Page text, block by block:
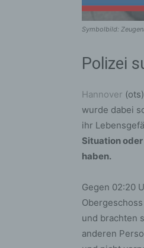
Symbolbild:
Polizei
Hannover
wurde dabei
ihr
Situation
haben.
Gegen 02:20
und brachten
anderen